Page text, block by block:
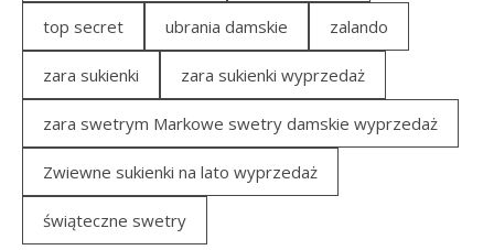
top secret ubrania damskie zalando
zara sukienki zara sukienki wyprzedaż
zara swetrym Markowe swetry damskie wyprzedaż
Zwiewne sukienki na lato wyprzedaż
świąteczne swetry